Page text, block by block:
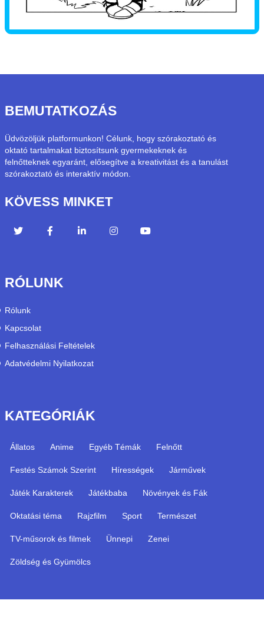
BEMUTATKOZÁS
Üdvözöljük platformunkon! Célunk, hogy szórakoztató és
oktató tartalmakat biztosítsunk gyermekeknek és
felnőtteknek egyaránt, elősegítve a kreativitást és a tanulást
szórakoztató és interaktív módon.
KÖVESS MINKET
RÓLUNK
Rólunk
Kapcsolat
Felhasználási Feltételek
Adatvédelmi Nyilatkozat
KATEGÓRIÁK
Állatos Anime Egyéb Témák Felnőtt
Festés Számok Szerint Hírességek Járművek
Játék Karakterek Játékbaba Növények és Fák
Oktatási téma Rajzfilm Sport Természet
TV-műsorok és filmek Ünnepi Zenei
Zöldség és Gyümölcs